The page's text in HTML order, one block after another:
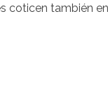
coticen también